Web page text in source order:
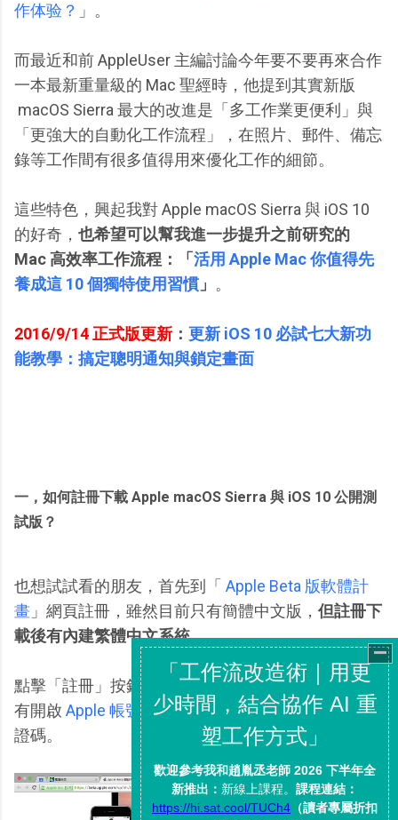
作体验？ 」。
而最近和前 AppleUser 主編討論今年要不要再來合作
一本最新重量級的 Mac 聖經時，他提到其實新版
macOS Sierra 最大的改進是「多工作業更便利」與
「更強大的自動化工作流程」，在照片、郵件、備忘
錄等工作間有很多值得用來優化工作的細節。
這些特色，興起我對 Apple macOS Sierra 與 iOS 10
的好奇， 也希望可以幫我進一步提升之前研究的
Mac 高效率工作流程：「 活用 Apple Mac 你值得先
養成這 10 個獨特使用習慣 」 。
2016/9/14 正式版更新 ： 更新 iOS 10 必試七大新功
能教學：搞定聰明通知與鎖定畫面
一，如何註冊下載 Apple macOS Sierra 與 iOS 10 公開測
試版？
也想試試看的朋友，首先到「 Apple Beta 版軟體計
畫 」網頁註冊，雖然目前只有簡體中文版， 但註冊下
載後有內建繁體中文系統。
點擊「註冊」按鈕，用你的 Apple ID 登入即可，如果
有開啟 Apple 帳號兩步驟，則需要準備好手機接收驗
證碼。